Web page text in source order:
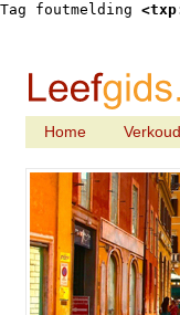
Tag foutmelding
Home